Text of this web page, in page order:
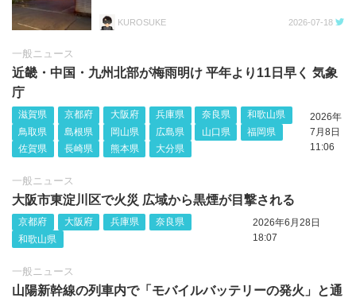
KUROSUKE 2026-07-18
一般ニュース
近畿・中国・九州北部が梅雨明け 平年より11日早く 気象
庁
滋賀県 京都府 大阪府 兵庫県 奈良県
和歌山県
鳥取県
島根県 岡山県 広島県 山口県
福岡県
佐賀県
長崎県 熊本県 大分県
2026年
7月8日
11:06
一般ニュース
大阪市東淀川区で火災 広域から黒煙が目撃される
京都府 大阪府 兵庫県
奈良県
和歌山県
2026年6月28日
18:07
一般ニュース
山陽新幹線の列車内で「モバイルバッテリーの発火」と通